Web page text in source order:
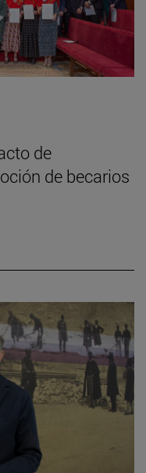
de
de becarios